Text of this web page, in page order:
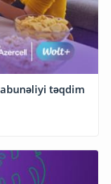
abunəliyi təqdim